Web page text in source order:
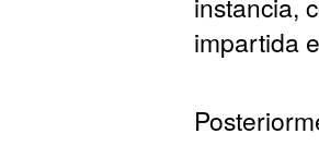
impartida